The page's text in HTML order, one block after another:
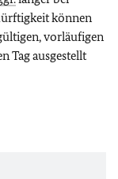
können
vorläufigen
Tag ausgestellt